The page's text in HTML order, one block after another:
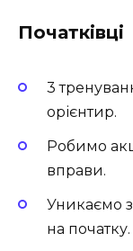
Початківці
3
орієнтир.
Робимо
вправи.
Уникаємо
на початку.